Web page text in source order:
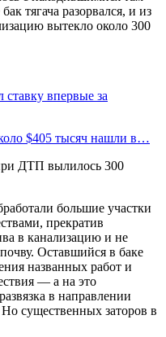
тягача разорвался, и из
вытекло около 300
впервые за
$405 тысяч нашли в…
большие участки
прекратив
в канализацию и не
Оставшийся в баке
названных работ и
— а на это
в направлении
существенных заторов в